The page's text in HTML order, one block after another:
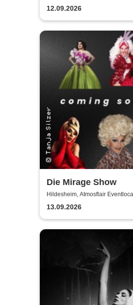
oder?
12.09.2026
Die Mirage Show
Hildesheim, Atmosflair
13.09.2026